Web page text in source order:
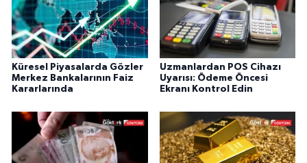
Küresel Piyasalarda Gözler
Merkez Bankalarının Faiz
Kararlarında
Uzmanlardan POS Cihazı
Uyarısı: Ödeme Öncesi
Ekranı Kontrol Edin